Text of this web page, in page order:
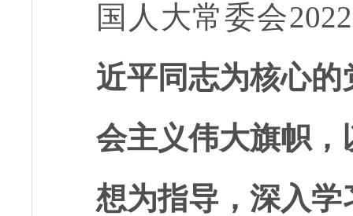
国人大常委会
近平同志为核心
会主义伟大旗帜
想为指导，深入